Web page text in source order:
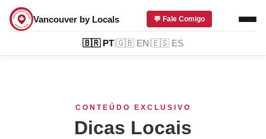
Vancouver by Locals
🇧🇷 PT 🇬🇧 EN 🇪🇸 ES
💬 Fale Comigo
CONTEÚDO EXCLUSIVO
Dicas Locais